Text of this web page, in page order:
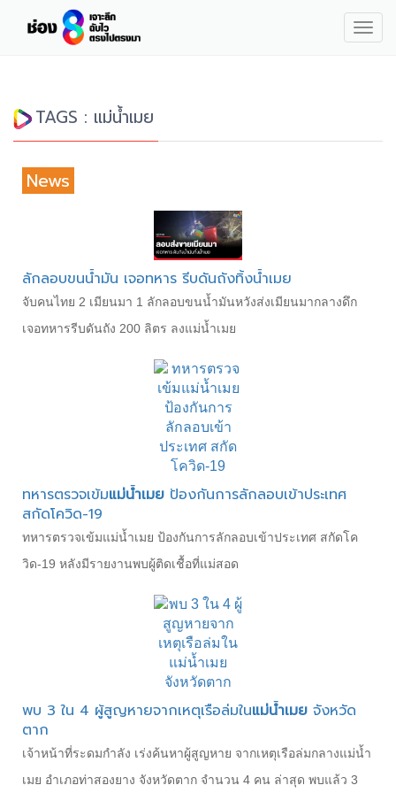
TAGS : แม่น้ำเมย
News
ลักลอบขนน้ำมัน เจอทหาร รีบดันถังทิ้งน้ำเมย
จับคนไทย 2 เมียนมา 1 ลักลอบขนน้ำมันหวังส่งเมียนมากลางดึก
เจอทหารรีบดันถัง 200 ลิตร ลงแม่น้ำเมย
ทหารตรวจเข้มแม่น้ำเมย ป้องกันการลักลอบเข้าประเทศ
สกัดโควิด-19
ทหารตรวจเข้มแม่น้ำเมย ป้องกันการลักลอบเข้าประเทศ สกัดโค
วิด-19 หลังมีรายงานพบผู้ติดเชื้อที่แม่สอด
พบ 3 ใน 4 ผู้สูญหายจากเหตุเรือล่มในแม่น้ำเมย จังหวัด
ตาก
เจ้าหน้าที่ระดมกำลัง เร่งค้นหาผู้สูญหาย จากเหตุเรือล่มกลางแม่น้ำ
เมย อำเภอท่าสองยาง จังหวัดตาก จำนวน 4 คน ล่าสุด พบแล้ว 3